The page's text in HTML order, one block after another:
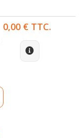
0,00 € TTC.